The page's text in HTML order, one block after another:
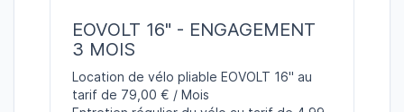
EOVOLT 16" - ENGAGEMENT
3 MOIS
Location de vélo pliable EOVOLT 16" au
tarif de 79,00 € / Mois